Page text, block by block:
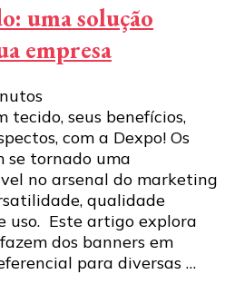
uma solução
empresa
tecido, seus benefícios,
com a Dexpo! Os
se tornado uma
no arsenal do marketing
qualidade
uso. Este artigo explora
dos banners em
para diversas …